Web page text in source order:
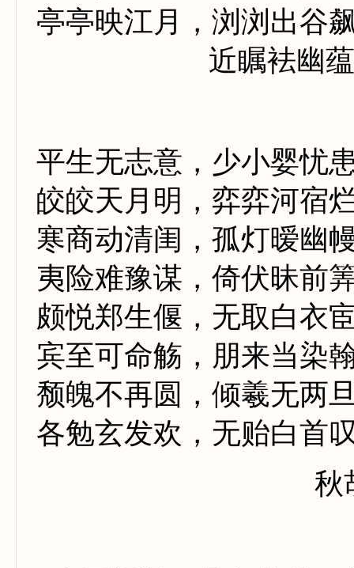
亭亭映江月，浏浏出谷
近瞩袪幽
平生无志意，少小婴忧
皎皎天月明，弈弈河宿
寒商动清闺，孤灯暧幽
夷险难豫谋，倚伏昧前
颇悦郑生偃，无取白衣
宾至可命觞，朋来当染
颓魄不再圆，倾羲无两
各勉玄发欢，无贻白首
秋